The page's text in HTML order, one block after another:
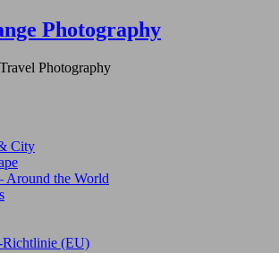
Photography
Photography
City
Around the World
Richtlinie (EU)